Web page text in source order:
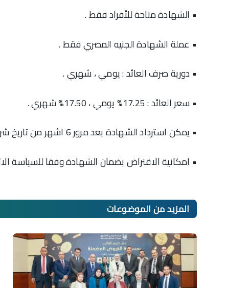
• الشهادة متاحة للأفراد فقط .
• عملة الشهادة الجنيه المصري فقط .
• دورية صرف العائد : يومي ، شهري .
• سعر العائد : 17.25% يومي ، 17.50% شهري .
• يمكن استرداد الشهادة بعد مرور 6 اشهر من تاريخ شرائها طبقا لجدول الاسترداد .
• امكانية الاقتراض بضمان الشهادة وفقا للسياسة
المزيد منالموضوعات